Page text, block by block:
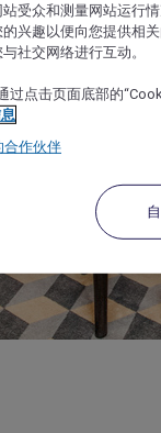
站受众和测量网站运行
的兴趣以便向您提供相
社交网络进行互动。
过点击页面底部的
合作伙伴